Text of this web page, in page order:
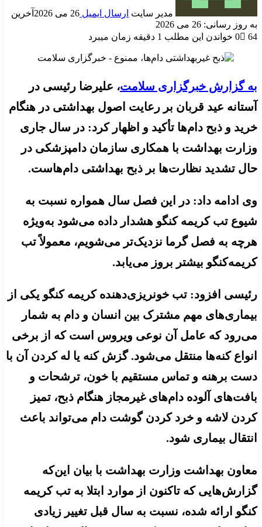
مدیر سایت ارسال ایمیل 26 می 2026
آخرین
به روز رسانی: 26 می 2026
0
64 خواندن این مطلب 1 دقیقه زمان میبرد
به گزارش خبرگزاری سلامت، علیرضا رئیسی در
آستانه عید قربان بر رعایت اصول بهداشتی در هنگام
خرید و ذبح دام‌ها تأکید و اظهار کرد: در سال جاری
وزارت بهداشت با همکاری سازمان دامپزشکی در
حال تشدید نظارت‌ها بر ذبح بهداشتی دام‌هاست.
وی ادامه داد: در این فصل سال همواره نسبت به
شیوع تب کریمه کنگو هشدار داده می‌شود به‌ویژه
هرچه به فصل گرما نزدیک‌تر می‌شویم، معمولاً تب
کریمه‌کنگو بیشتر بروز می‌یابد.
رئیسی افزود: تب خونریزی‌دهنده کریمه کنگو یکی از
بیماری‌های مهم مشترک بین انسان و دام به شمار
می‌رود که عامل آن نوعی ویروس است که از برخی
انواع کنه‌ها منتقل می‌شود. گزش کنه یا له کردن آن با
دست برهنه و تماس مستقیم با خون، ترشحات و
بافت‌های آلوده دام‌های غیرمجاز هنگام ذبح، تمیز
کردن لاشه و خرد کردن گوشت دام می‌تواند باعث
انتقال بیماری شود.
معاون بهداشت وزارت بهداشت با بیان این‌که
گزارش‌هایی که تاکنون از موارد ابتلا به تب کریمه
کنگو ارائه شده، نسبت به سال قبل تغییر زیادی